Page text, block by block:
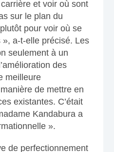
et voir où sont
sur le plan du
pour voir où se
a-t-elle précisé. Les
seulement à un
des
meilleure
de mettre en
existantes. C’était
Kandabura a
».
de perfectionnement